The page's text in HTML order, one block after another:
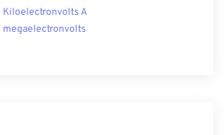
Kiloelectronvolts A
megaelectronvolts